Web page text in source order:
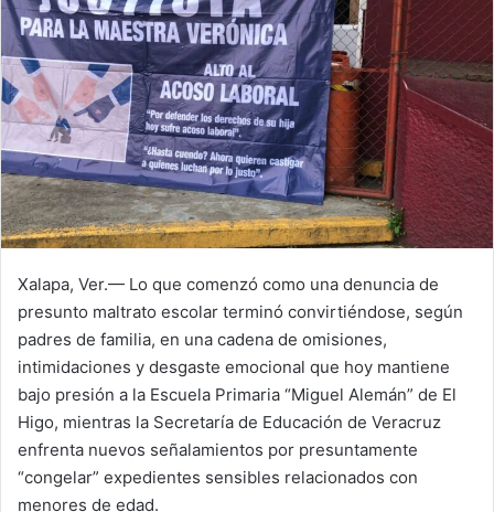
Xalapa, Ver.— Lo que comenzó como una denuncia de
presunto maltrato escolar terminó convirtiéndose, según
padres de familia, en una cadena de omisiones,
intimidaciones y desgaste emocional que hoy mantiene
bajo presión a la Escuela Primaria “Miguel Alemán” de El
Higo, mientras la Secretaría de Educación de Veracruz
enfrenta nuevos señalamientos por presuntamente
“congelar” expedientes sensibles relacionados con
menores de edad.